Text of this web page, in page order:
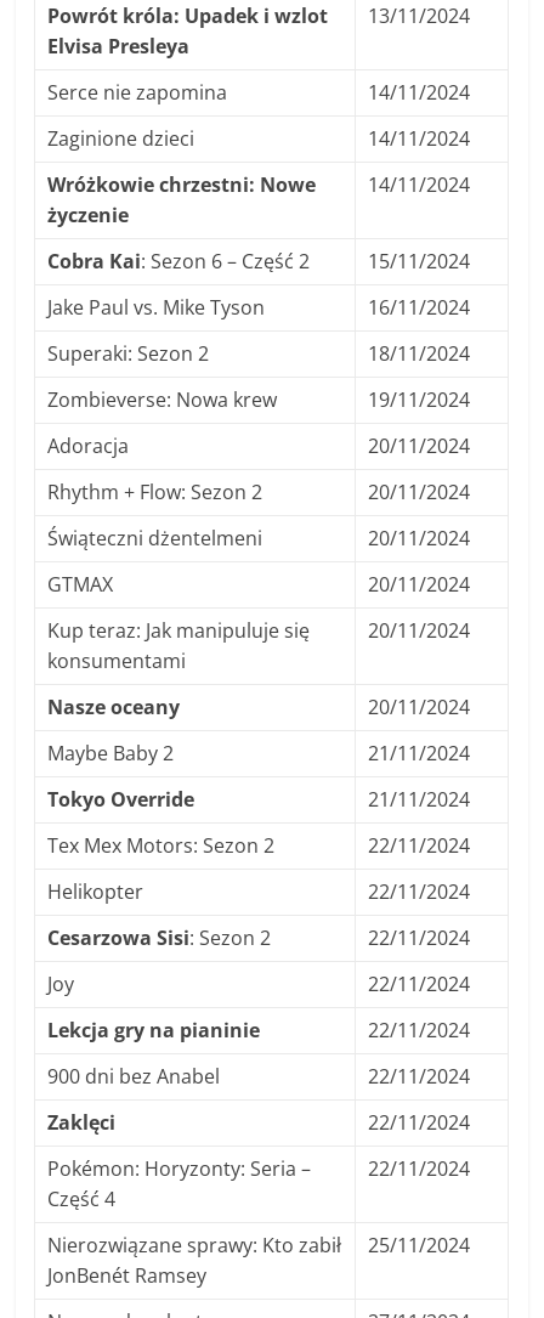
Powrót króla: Upadek i wzlot
Elvisa Presleya
13/11/2024
Serce nie zapomina
14/11/2024
Zaginione dzieci
14/11/2024
Wróżkowie chrzestni: Nowe
życzenie
14/11/2024
Cobra Kai: Sezon 6 – Część 2
15/11/2024
Jake Paul vs. Mike Tyson
16/11/2024
Superaki: Sezon 2
18/11/2024
Zombieverse: Nowa krew
19/11/2024
Adoracja
20/11/2024
Rhythm + Flow: Sezon 2
20/11/2024
Świąteczni dżentelmeni
20/11/2024
GTMAX
20/11/2024
Kup teraz: Jak manipuluje się
konsumentami
20/11/2024
Nasze oceany
20/11/2024
Maybe Baby 2
21/11/2024
Tokyo Override
21/11/2024
Tex Mex Motors: Sezon 2
22/11/2024
Helikopter
22/11/2024
Cesarzowa Sisi: Sezon 2
22/11/2024
Joy
22/11/2024
Lekcja gry na pianinie
22/11/2024
900 dni bez Anabel
22/11/2024
Zaklęci
22/11/2024
Pokémon: Horyzonty: Seria –
Część 4
22/11/2024
Nierozwiązane sprawy: Kto zabił
JonBenét Ramsey
25/11/2024